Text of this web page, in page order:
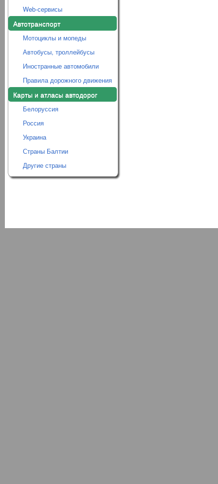
Web-сервисы
Автотранспорт
Мотоциклы и мопеды
Автобусы, троллейбусы
Иностранные автомобили
Правила дорожного движения
Карты и атласы автодорог
Белоруссия
Россия
Украина
Страны Балтии
Другие страны